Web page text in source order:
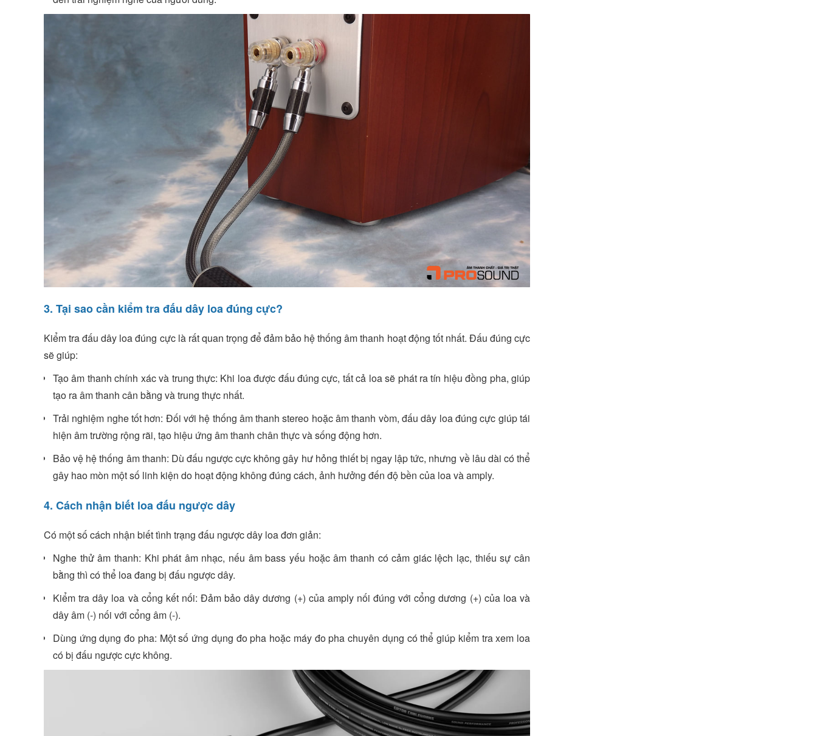
3. Tại sao cần kiểm tra đấu dây loa đúng cực?
Kiểm tra đấu dây loa đúng cực là rất quan trọng để đảm bảo hệ thống âm thanh hoạt động tốt nhất. Đấu đúng cực
sẽ giúp:
Tạo âm thanh chính xác và trung thực: Khi loa được đấu đúng cực, tất cả loa sẽ phát ra tín hiệu đồng pha, giúp
tạo ra âm thanh cân bằng và trung thực nhất.
Trải nghiệm nghe tốt hơn: Đối với hệ thống âm thanh stereo hoặc âm thanh vòm, đấu dây loa đúng cực giúp tái
hiện âm trường rộng rãi, tạo hiệu ứng âm thanh chân thực và sống động hơn.
Bảo vệ hệ thống âm thanh: Dù đấu ngược cực không gây hư hỏng thiết bị ngay lập tức, nhưng về lâu dài có thể
gây hao mòn một số linh kiện do hoạt động không đúng cách, ảnh hưởng đến độ bền của loa và amply.
4. Cách nhận biết loa đấu ngược dây
Có một số cách nhận biết tình trạng đấu ngược dây loa đơn giản:
Nghe thử âm thanh: Khi phát âm nhạc, nếu âm bass yếu hoặc âm thanh có cảm giác lệch lạc, thiếu sự cân
bằng thì có thể loa đang bị đấu ngược dây.
Kiểm tra dây loa và cổng kết nối: Đảm bảo dây dương (+) của amply nối đúng với cổng dương (+) của loa và
dây âm (-) nối với cổng âm (-).
Dùng ứng dụng đo pha: Một số ứng dụng đo pha hoặc máy đo pha chuyên dụng có thể giúp kiểm tra xem loa
có bị đấu ngược cực không.